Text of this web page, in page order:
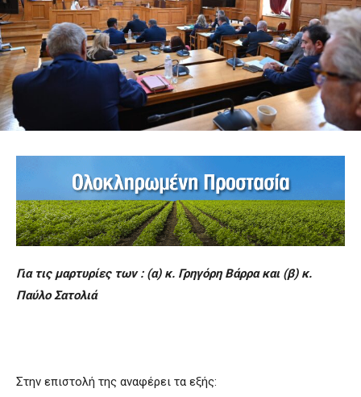
Για τις μαρτυρίες των : (α) κ. Γρηγόρη Βάρρα και (β) κ.
Παύλο Σατολιά
Στην επιστολή της αναφέρει τα εξής: